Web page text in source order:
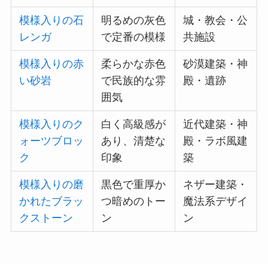
模様入りの石
レンガ
明るめの灰色
で定番の模様
城・教会・公
共施設
模様入りの赤
い砂岩
柔らかな赤色
で民族的な雰
囲気
砂漠建築・神
殿・遺跡
模様入りのク
ォーツブロッ
ク
白く高級感が
あり、清楚な
印象
近代建築・神
殿・ラボ風建
築
模様入りの磨
かれたブラッ
クストーン
黒色で重厚か
つ暗めのトー
ン
ネザー建築・
魔法系デザイ
ン